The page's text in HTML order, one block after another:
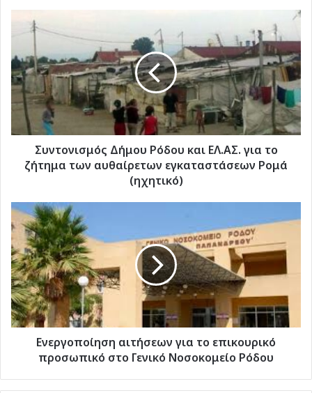
Δήμου
Ρόδου
και
ΕΛ.ΑΣ.
για
το
ζήτημα
των
αυθαίρετων
εγκαταστάσεων
Συντονισμός Δήμου Ρόδου και ΕΛ.ΑΣ. για το
ζήτημα των αυθαίρετων εγκαταστάσεων Ρομά
(ηχητικό)
Ενεργοποίηση
αιτήσεων
για
το
επικουρικό
προσωπικό
στο
Γενικό
Νοσοκομείο
ΡόδουΕνεργοποίηση αιτήσεων για το επικουρικό
προσωπικό στο Γενικό Νοσοκομείο Ρόδου